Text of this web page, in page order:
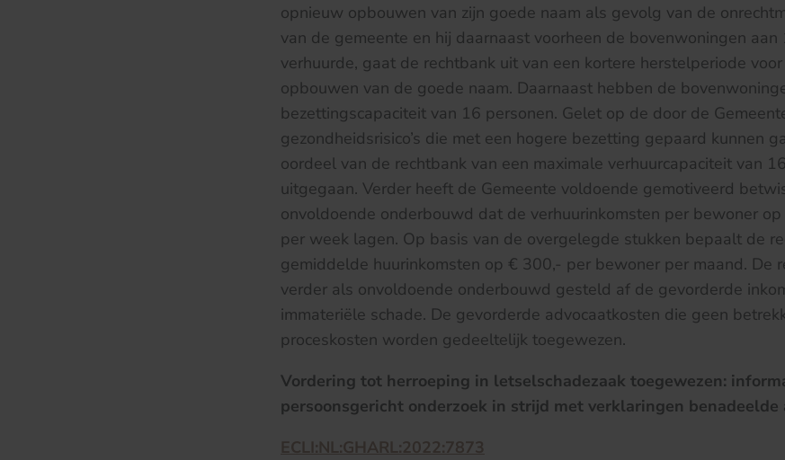
opnieuw opbouwen van zijn goede naam als gevolg van de
van de gemeente en hij daarnaast voorheen de bovenwoningen aan
verhuurde, gaat de rechtbank uit van een kortere herstelperiode
opbouwen van de goede naam. Daarnaast hebben de
bezettingscapaciteit van 16 personen. Gelet op de door de
gezondheidsrisico’s die met een hogere bezetting gepaard kunnen
oordeel van de rechtbank van een maximale verhuurcapaciteit van
uitgegaan. Verder heeft de Gemeente voldoende gemotiveerd
onvoldoende onderbouwd dat de verhuurinkomsten per bewoner
per week lagen. Op basis van de overgelegde stukken bepaalt de
gemiddelde huurinkomsten op € 300,- per bewoner per maand. De
verder als onvoldoende onderbouwd gesteld af de gevorderde
immateriële schade. De gevorderde advocaatkosten die geen
proceskosten worden gedeeltelijk toegewezen.
Vordering tot herroeping in letselschadezaak toegewezen:
persoonsgericht onderzoek in strijd met verklaringen benadeelde
ECLI:NL:GHARL:2022:7873